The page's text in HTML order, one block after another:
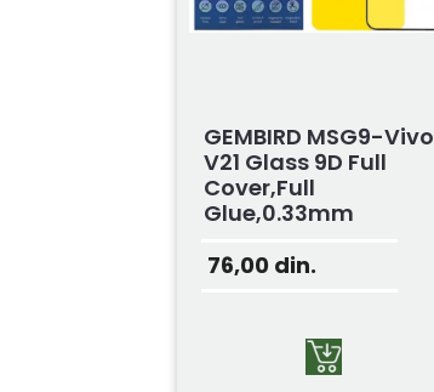
GEMBIRD MSG9-Vivo
V21 Glass 9D Full
Cover,full
Glue,0.33mm
76,00 din.